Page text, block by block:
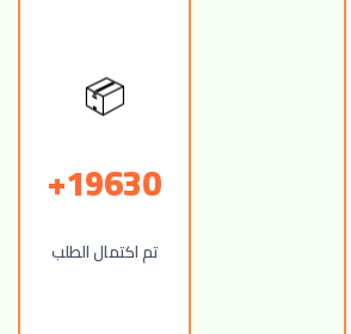
📦
19630+
تم اكتمال الطلب